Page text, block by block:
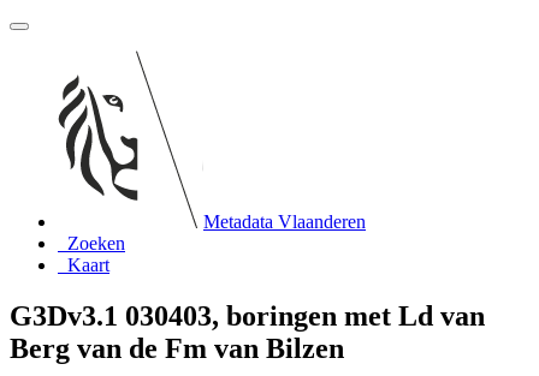
Metadata Vlaanderen
Zoeken
Kaart
G3Dv3.1 030403, boringen met Ld van
Berg van de Fm van Bilzen